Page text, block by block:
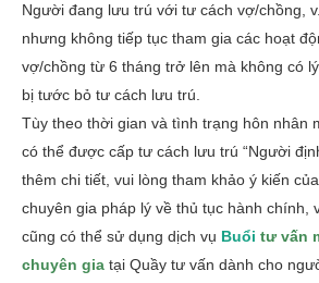
Người đang lưu trú với tư cách vợ/chồng,
nhưng không tiếp tục tham gia các hoạt
vợ/chồng từ 6 tháng trở lên mà không có
bị tước bỏ tư cách lưu trú.
Tùy theo thời gian và tình trạng hôn nhân
có thể được cấp tư cách lưu trú “Người
thêm chi tiết, vui lòng tham khảo ý kiến
chuyên gia pháp lý về thủ tục hành chính,
cũng có thể sử dụng dịch vụ Buổi tư vấn
chuyên gia tại Quầy tư vấn dành cho